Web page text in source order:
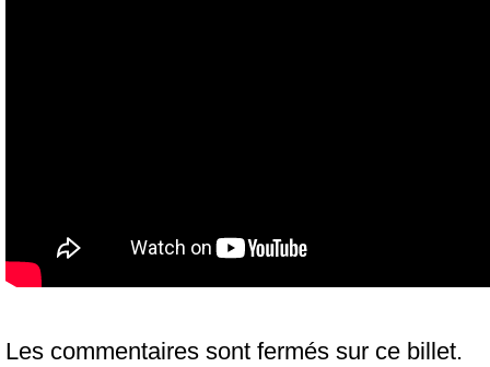
Les commentaires sont fermés sur ce billet.